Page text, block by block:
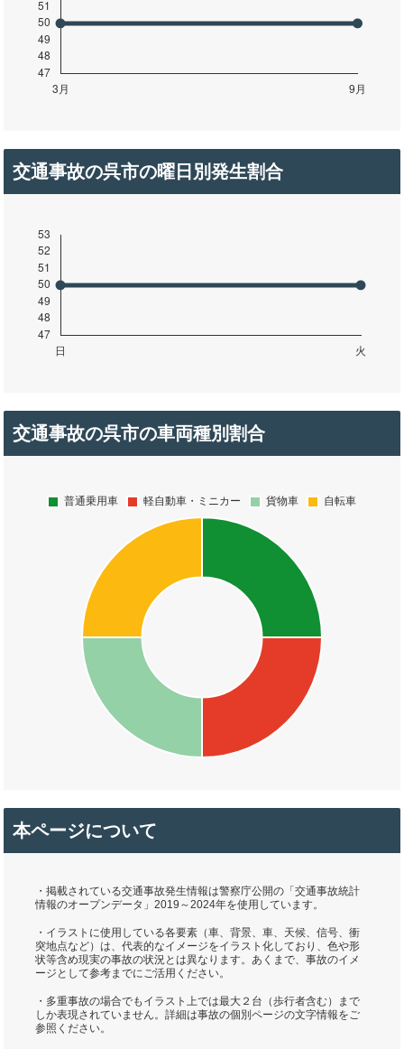
交通事故の呉市の曜日別発生割合
交通事故の呉市の車両種別割合
本ページについて
・掲載されている交通事故発生情報は警察庁公開の「交通事故統計
情報のオープンデータ」2019～2024年を使用しています。
・イラストに使用している各要素（車、背景、車、天候、信号、衝
突地点など）は、代表的なイメージをイラスト化しており、色や形
状等含め現実の事故の状況とは異なります。あくまで、事故のイメ
ージとして参考までにご活用ください。
・多重事故の場合でもイラスト上では最大２台（歩行者含む）まで
しか表現されていません。詳細は事故の個別ページの文字情報をご
参照ください。